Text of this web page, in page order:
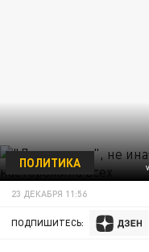
ПОЛИТИКА
23 ДЕКАБРЯ 11:56
ПОДПИШИТЕСЬ: